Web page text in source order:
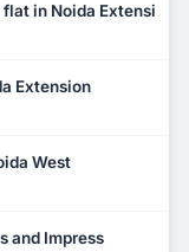
in Noida Extension?
Extension
West
and Impress